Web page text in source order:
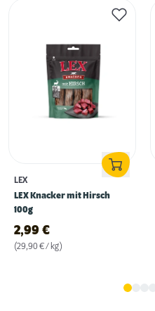
LEX
LEX Knacker mit Hirsch
100g
2,99 €
(29,90 € / kg)